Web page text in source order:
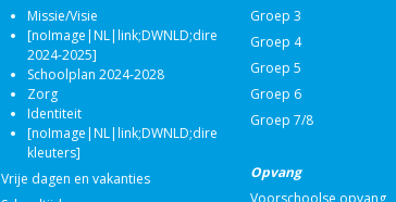
Missie/Visie
[noImage|NL|link;DWNLD;direct;108590|nvt|Schooljaarplan
2024-2025]
Schoolplan 2024-2028
Zorg
Identiteit
[noImage|NL|link;DWNLD;direct;108993|nvt|Schakelgroep
kleuters]
Vrije dagen en vakanties
Groep 3
Groep 4
Groep 5
Groep 6
Groep 7/8
Opvang
Voorschoolse opvang